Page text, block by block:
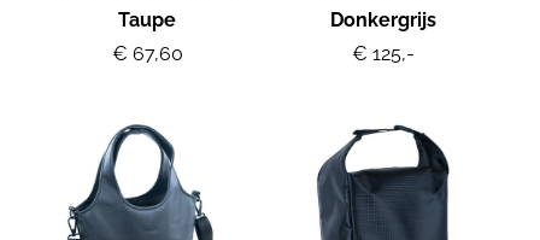
Taupe
€ 67,60
Donkergrijs
€ 125,-